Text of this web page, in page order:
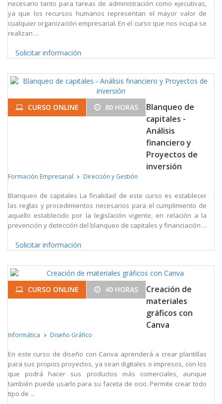
necesario tanto para tareas de administración como ejecutivas,
ya que los recursos humanos representan el mayor valor de
cualquier organización empresarial. En el curso que nos ocupa se
realizan ...
Solicitar información
CURSO ONLINE 80 HORAS
Blanqueo de
capitales -
Análisis
financiero y
Proyectos de
inversión
Formación Empresarial Dirección y Gestión
Blanqueo de capitales La finalidad de este curso es establecer
las reglas y procedimientos necesarios para el cumplimiento de
aquello establecido por la legislación vigente, en relación a la
prevención y detección del blanqueo de capitales y financiación ...
Solicitar información
CURSO ONLINE 40 HORAS
Creación de
materiales
gráficos con
Canva
Informática Diseño Gráfico
En este curso de diseño con Canva aprenderá a crear plantillas
para sus propios proyectos, ya sean digitales o impresos, con los
que podrá hacer sus productos más comerciales, aunque
también puede usarlo para su faceta de ocio. Permite crear todo
tipo de ...